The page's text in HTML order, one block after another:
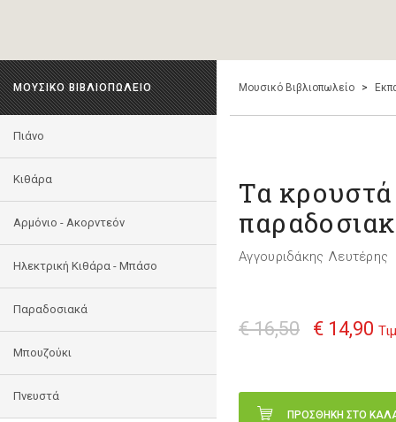
ΜΟΥΣΙΚΟ ΒΙΒΛΙΟΠΩΛΕΙΟ
Πιάνο
Κιθάρα
Αρμόνιο - Ακορντεόν
Ηλεκτρική Κιθάρα - Μπάσο
Παραδοσιακά
Μπουζούκι
Πνευστά
Μουσικό Βιβλιοπωλείο >
Τα
Αγγουριδάκης Λευτέρης
€ 16,50 € 14,90
ΠΡΟΣΘΗΚΗ ΣΤΟ